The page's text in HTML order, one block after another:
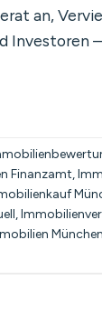
an,
Investoren
Finanzamt,
,
München